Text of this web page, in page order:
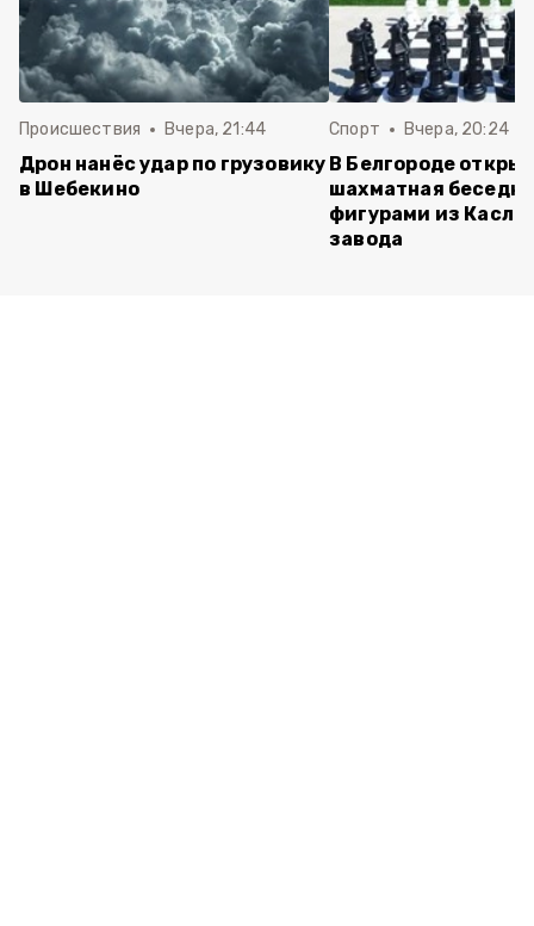
Происшествия Вчера, 21:44
Дрон нанёс удар по грузовику
в Шебекино
Спорт Вчера, 20:24
В Белгороде
шахматная
фигурами из
завода